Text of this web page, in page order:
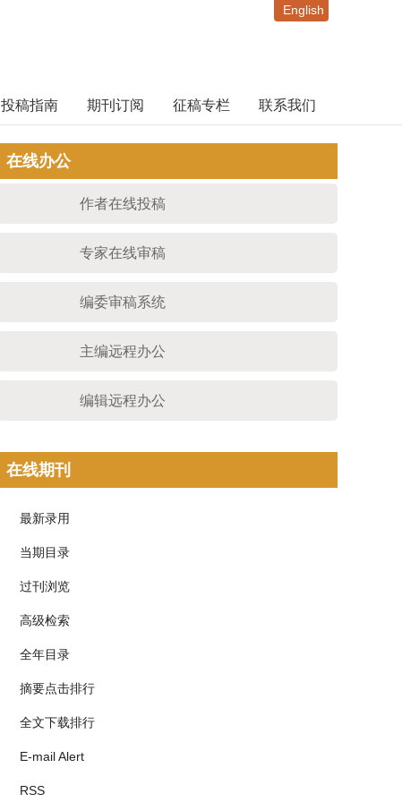
投稿指南 期刊订阅 征稿专栏 联系我们
English
在线办公
作者在线投稿
专家在线审稿
编委审稿系统
主编远程办公
编辑远程办公
在线期刊
最新录用
当期目录
过刊浏览
高级检索
全年目录
摘要点击排行
全文下载排行
E-mail Alert
RSS